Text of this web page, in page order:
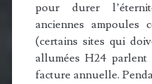
pour durer
anciennes ampoules
(certains sites qui
allumées H24 parlent
facture annuelle.